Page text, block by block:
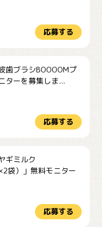
応募する
歯ブラシBOOOOMプ
ターを募集しま...
応募する
ギミルク
袋）」無料モニター
応募する